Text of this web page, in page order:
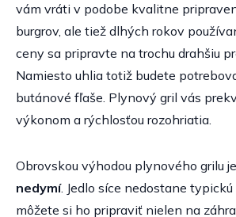
vám vráti v podobe kvalitne
burgrov, ale tiež dlhých rokov
ceny sa pripravte na trochu drahšiu
Namiesto uhlia totiž budete
butánové fľaše. Plynový gril vás
výkonom a rýchlosťou rozohriatia.
Obrovskou výhodou plynového grilu
nedymí. Jedlo síce nedostane
môžete si ho pripraviť nielen na